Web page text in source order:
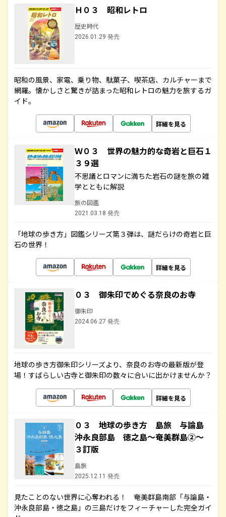
Ｈ０３ 昭和レトロ
歴史時代
2026.01.29 発売
昭和の風景、家電、乗り物、駄菓子、喫茶店、カルチャーまで
網羅。懐かしさと驚きが詰まった昭和レトロの魅力を旅するガ
イド。
詳細を見る
Ｗ０３ 世界の魅力的な奇岩と巨石１
３９選
不思議とロマンに満ちた岩石の謎を旅の雑
学とともに解説
旅の図鑑
2021.03.18 発売
「地球の歩き方」図鑑シリーズ第３弾は、謎だらけの奇岩と巨
石の世界！
詳細を見る
０３ 御朱印でめぐる奈良のお寺
御朱印
2024.06.27 発売
地球の歩き方御朱印シリーズより、奈良のお寺の最新版が登
場！すばらしい古寺と御朱印の数々に合いに出かけませんか？
詳細を見る
０３ 地球の歩き方 島旅 与論島
沖永良部島 徳之島～奄美群島②～
３訂版
島旅
2025.12.11 発売
見たことのない世界に心奪われる！ 奄美群島南部「与論島・
沖永良部島・徳之島」の三島だけをフィーチャーした完全ガイ